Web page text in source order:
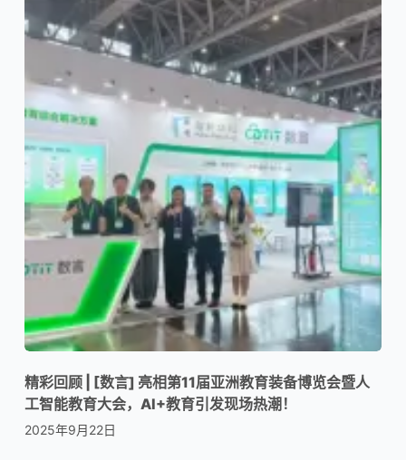
精彩回顾 | [数言] 亮相第11届亚洲教育装备博览会暨人
工智能教育大会，AI+教育引发现场热潮！
2025年9月22日